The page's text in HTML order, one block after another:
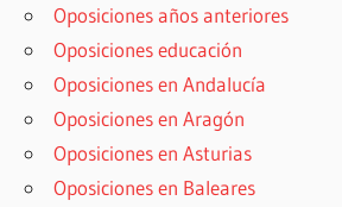
Oposiciones años anteriores
Oposiciones educación
Oposiciones en Andalucía
Oposiciones en Aragón
Oposiciones en Asturias
Oposiciones en Baleares